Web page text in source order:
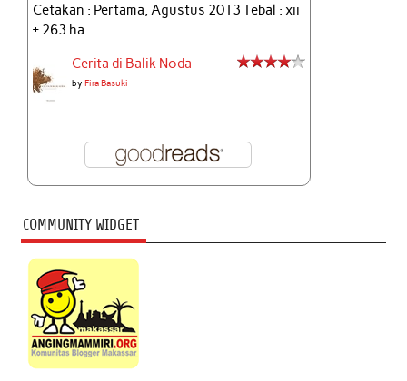
Cetakan : Pertama, Agustus 2013 Tebal : xii
+ 263 ha...
Cerita di Balik Noda
byFira Basuki
COMMUNITY WIDGET